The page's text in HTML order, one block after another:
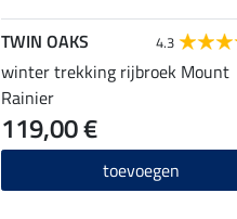
TWIN OAKS 4.3
winter trekking rijbroek Mount
Rainier
119,00 €
toevoegen